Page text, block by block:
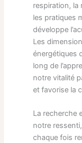
respiration, la
les pratiques
développe
Les
énergétiques
long de
notre vitalité
et favorise la
La recherche
notre
chaque fois